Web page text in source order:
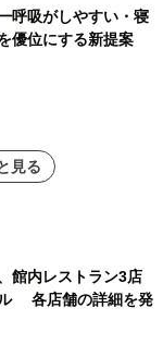
呼吸がしやすい・寝
優位にする新提案
見る
館内レストラン3店
各店舗の詳細を発